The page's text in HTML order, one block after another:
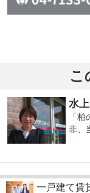
こ
水
「
非、
一戸建て賃